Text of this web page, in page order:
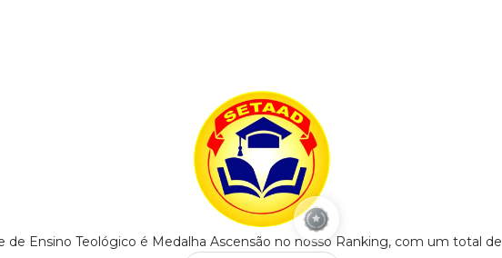
de Ensino Teológico é Medalha Ascensão no nosso Ranking, com um total de